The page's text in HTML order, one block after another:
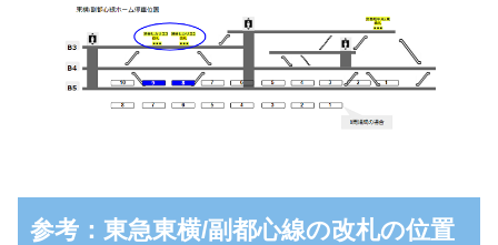
参考：東急東横/副都心線の改札の位置